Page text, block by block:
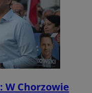
Chorzowie